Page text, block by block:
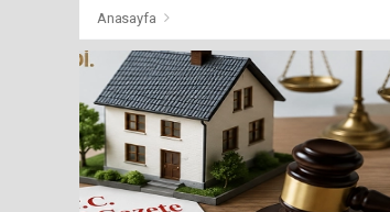
Anasayfa